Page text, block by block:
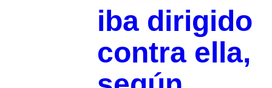
iba dirigido
contra ella,